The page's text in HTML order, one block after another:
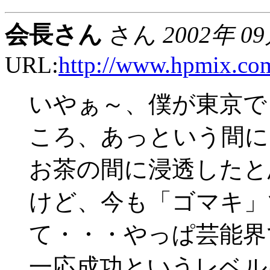
会長さん さん 2002年
URL:http://
いやぁ～、僕が東京
ころ、あっという間に
お茶の間に浸透した
けど、今も「ゴマキ
て・・・やっぱ芸能